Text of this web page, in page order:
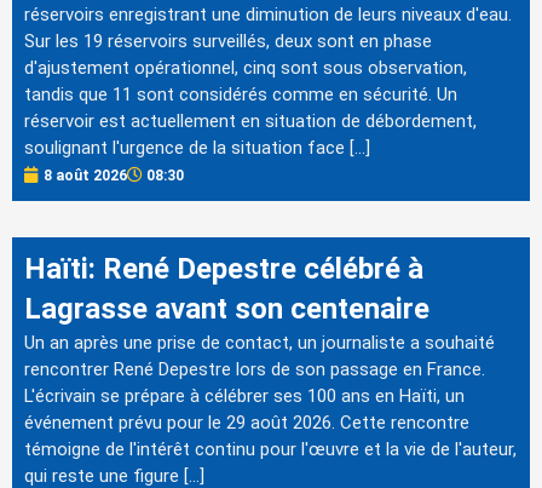
réservoirs enregistrant une diminution de leurs niveaux d'eau.
Sur les 19 réservoirs surveillés, deux sont en phase
d'ajustement opérationnel, cinq sont sous observation,
tandis que 11 sont considérés comme en sécurité. Un
réservoir est actuellement en situation de débordement,
soulignant l'urgence de la situation face […]
8 août 2026 08:30
Haïti: René Depestre célébré à
Lagrasse avant son centenaire
Un an après une prise de contact, un journaliste a souhaité
rencontrer René Depestre lors de son passage en France.
L'écrivain se prépare à célébrer ses 100 ans en Haïti, un
événement prévu pour le 29 août 2026. Cette rencontre
témoigne de l'intérêt continu pour l'œuvre et la vie de l'auteur,
qui reste une figure […]